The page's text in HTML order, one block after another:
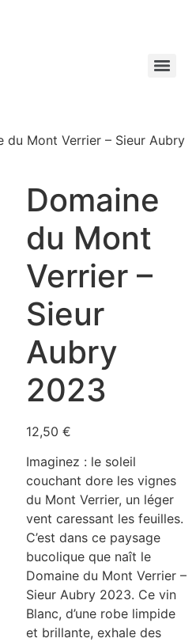
du Mont Verrier – Sieur Aubry
Domaine
du Mont
Verrier –
Sieur
Aubry
2023
12,50 €
Imaginez : le soleil
couchant dore les vignes
du Mont Verrier, un léger
vent caressant les feuilles.
C’est dans ce paysage
bucolique que naît le
Domaine du Mont Verrier –
Sieur Aubry 2023. Ce vin
Blanc, d’une robe limpide
et brillante, exhale des